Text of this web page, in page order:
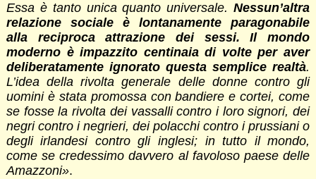
Essa è tanto unica quanto universale.Nessun’altra
relazione sociale è lontanamente paragonabile
alla reciproca attrazione dei sessi. Il mondo
moderno è impazzito centinaia di volte per aver
deliberatamente ignorato questa semplice realtà.
L’idea della rivolta generale delle donne contro gli
uomini è stata promossa con bandiere e cortei, come
se fosse la rivolta dei vassalli contro i loro signori, dei
negri contro i negrieri, dei polacchi contro i prussiani o
degli irlandesi contro gli inglesi; in tutto il mondo,
come se credessimo davvero al favoloso paese delle
Amazzoni».